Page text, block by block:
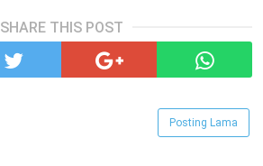
SHARE THIS POST
Posting Lama